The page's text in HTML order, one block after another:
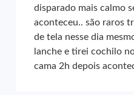
disparado mais calmo
aconteceu.. são raros
de tela nesse dia
lanche e tirei cochilo
cama 2h depois